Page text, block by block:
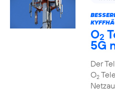
O2
5G
Der
O2